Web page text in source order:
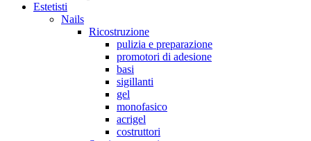
Estetisti
Nails
Ricostruzione
pulizia e preparazione
promotori di adesione
basi
sigillanti
gel
monofasico
acrigel
costruttori